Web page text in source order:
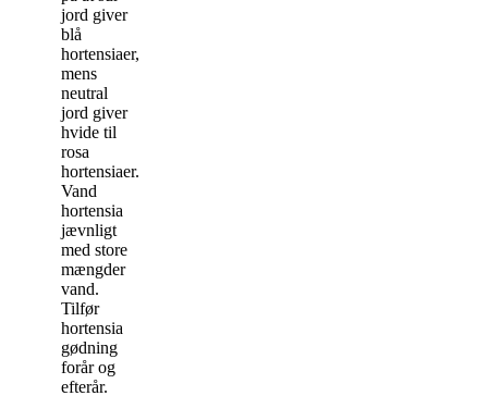
jord giver
blå
hortensiaer,
mens
neutral
jord giver
hvide til
rosa
hortensiaer.
Vand
hortensia
jævnligt
med store
mængder
vand.
Tilfør
hortensia
gødning
forår og
efterår.